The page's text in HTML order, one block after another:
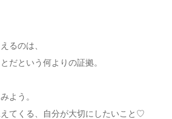
るのは、
だという何よりの証拠。
よう。
てくる、自分が大切にしたいこと♡